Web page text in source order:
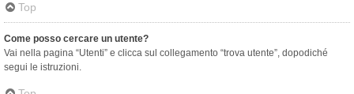
Top
Come posso cercare un utente?
Vai nella pagina “Utenti” e clicca sul collegamento “trova utente”, dopodiché
segui le istruzioni.